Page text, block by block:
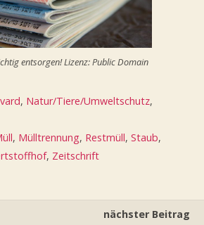
entsorgen! Lizenz: Public Domain
, Natur/Tiere/Umweltschutz,
, Mülltrennung, Restmüll, Staub,
, Zeitschrift
nächster Beitrag